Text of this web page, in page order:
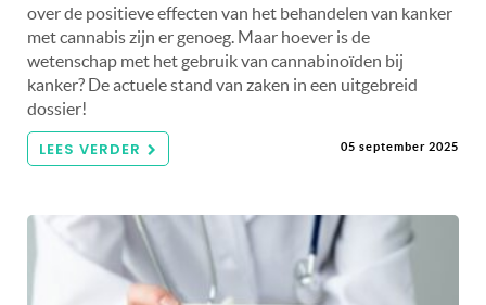
over de positieve effecten van het behandelen van kanker
met cannabis zijn er genoeg. Maar hoever is de
wetenschap met het gebruik van cannabinoïden bij
kanker? De actuele stand van zaken in een uitgebreid
dossier!
LEES VERDER 05 september 2025